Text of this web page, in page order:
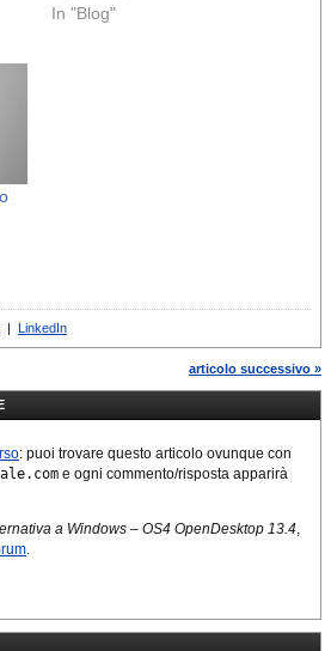
In "Blog"
| LinkedIn
articolo successivo »
: puoi trovare questo articolo ovunque con
e ogni commento/risposta apparirà
a Windows – OS4 OpenDesktop 13.4,
.